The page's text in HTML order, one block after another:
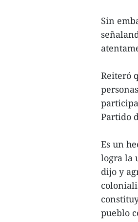
Sin
Reiteró
Partido
Es un
logra la
dijo y
pueblo